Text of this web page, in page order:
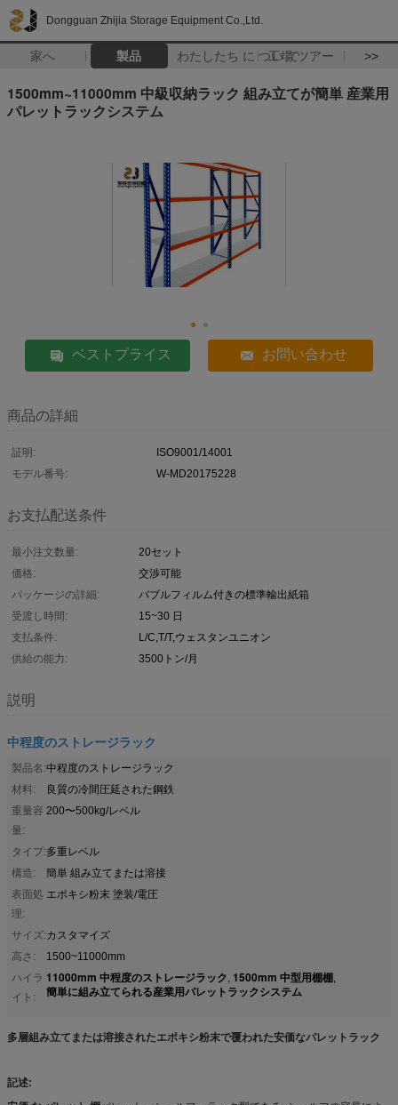
Dongguan Zhijia Storage Equipment Co.,Ltd.
家へ 製品 わたしたち に つい て工場 ツアー >>
1500mm~11000mm 中級収納ラック 組み立てが簡単 産業用
パレットラックシステム
ベストプライス お問い合わせ
商品の詳細
証明:
ISO9001/14001
モデル番号:
W-MD20175228
お支払配送条件
最小注文数量:
20セット
価格:
交渉可能
パッケージの詳細:
バブルフィルム付きの標準輸出紙箱
受渡し時間:
15~30 日
支払条件:
L/C,T/T,ウェスタンユニオン
供給の能力:
3500トン/月
説明
中程度のストレージラック
製品名:中程度のストレージラック
材料:
良質の冷間圧延された鋼鉄
重量容
量:
200〜500kg/レベル
タイプ:多重レベル
構造:
簡単 組み立てまたは溶接
表面処
理:
エポキシ粉末 塗装/電圧
サイズ:カスタマイズ
高さ:
1500~11000mm
ハイラ
イト:
11000mm 中程度のストレージラック, 1500mm 中型用棚棚,
簡単に組み立てられる産業用パレットラックシステム
多層組み立てまたは溶接されたエポキシ粉末で覆われた安価なパレットラック
記述: